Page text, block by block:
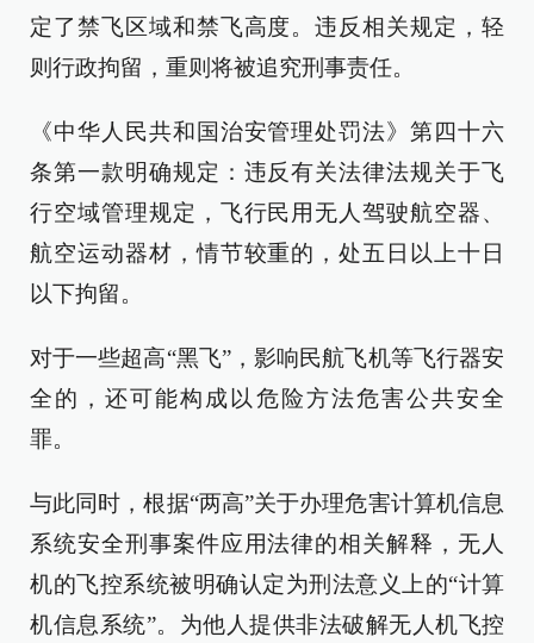
定了禁飞区域和禁飞高度。违反相关规定，轻
则行政拘留，重则将被追究刑事责任。
《中华人民共和国治安管理处罚法》第四十六
条第一款明确规定：违反有关法律法规关于飞
行空域管理规定，飞行民用无人驾驶航空器、
航空运动器材，情节较重的，处五日以上十日
以下拘留。
对于一些超高“黑飞”，影响民航飞机等飞行器安
全的，还可能构成以危险方法危害公共安全
罪。
与此同时，根据“两高”关于办理危害计算机信息
系统安全刑事案件应用法律的相关解释，无人
机的飞控系统被明确认定为刑法意义上的“计算
机信息系统”。为他人提供非法破解无人机飞控